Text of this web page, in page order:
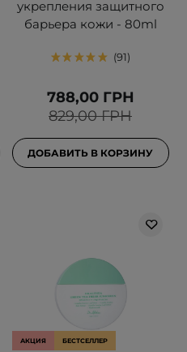
укрепления защитного
барьера кожи - 80ml
91
829,00 ГРН
788,00 ГРН
ДОБАВИТЬ В КОРЗИНУ
АКЦИЯ БЕСТСЕЛЛЕР